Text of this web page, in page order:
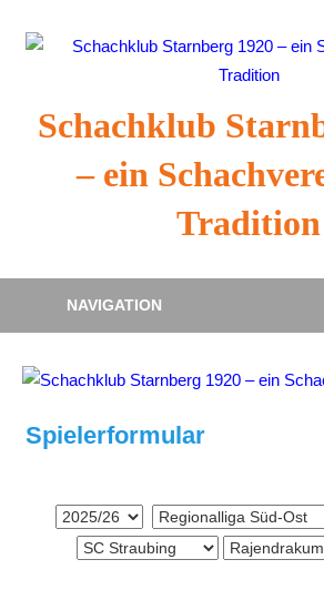
Inhalt
Schachklub
– ein
Tradition
NAVIGATION
Spielerformular